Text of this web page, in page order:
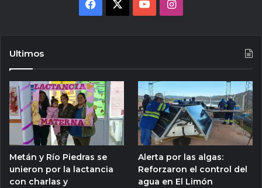
Facebook YouTubeInstagram
Ultimos
Metán y Río Piedras se
unieron por la lactancia
con charlas y
Alerta por las algas:
Reforzaron el control del
agua en El Limón